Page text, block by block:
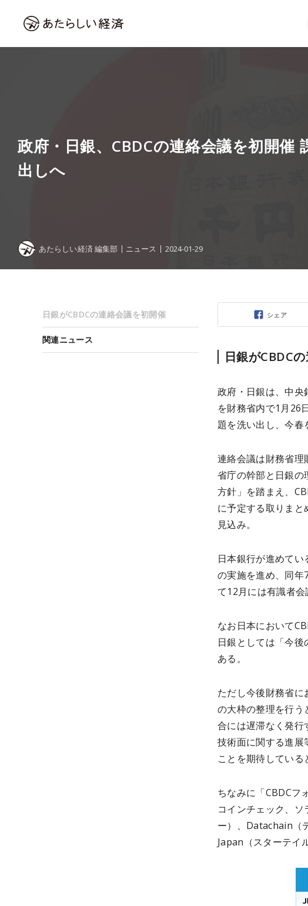
政府・日銀、CBDCの連絡会議を初開催
出しへ
あたらしい経済 編集部 ニュース 2024-01-29
シェア
日銀がCBDC
政府・日銀は、中央
を財務省内で1月26
題を洗い出し、今
連絡会議は財務省
省庁の幹部と日銀
方針」を踏まえ、
に予定する取りま
見込み。
日本銀行が進めて
の実施を進め、同年
て12月には有識者会
なお日本において
日銀としては「今
ある。
ただし今後財務省
の大枠の整理を行う
合には遅滞なく発
技術面に関する進
ことを期待している
ちなみに「CBDCフ
コインチェック、ソ
ー）、Datachain（
Japan（スターテイ
日銀がCBDCの連絡会議を初開催
関連ニュース